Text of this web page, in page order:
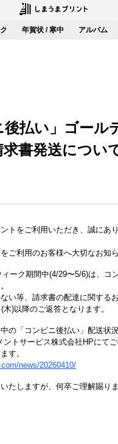
年賀状 / 寒中 アルバム
後払い」ゴール
書発送につい
トをご利用いただき、誠にあ
ご利用のお客様へ大切なお知ら
ーク期間中(4/29〜5/6)は、コ
い等、請求書の配達に関する
)以降のご返答となります。
の「コンビニ後払い」配送状
ントサービス株式会社HPにて
す。
news/20260410/
たしますが、何卒ご理解賜り